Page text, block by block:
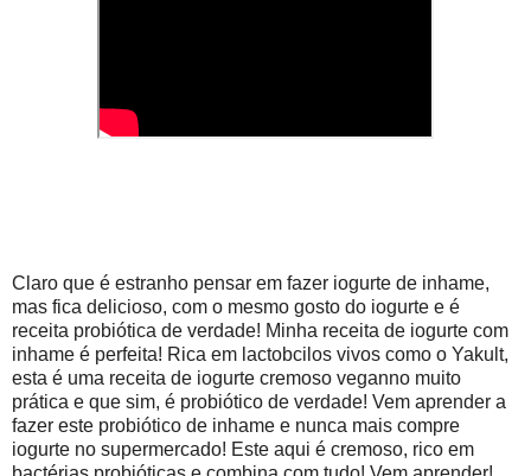
Claro que é estranho pensar em fazer iogurte de inhame,
mas fica delicioso, com o mesmo gosto do iogurte e é
receita probiótica de verdade! Minha receita de iogurte com
inhame é perfeita! Rica em lactobcilos vivos como o Yakult,
esta é uma receita de iogurte cremoso veganno muito
prática e que sim, é probiótico de verdade! Vem aprender a
fazer este probiótico de inhame e nunca mais compre
iogurte no supermercado! Este aqui é cremoso, rico em